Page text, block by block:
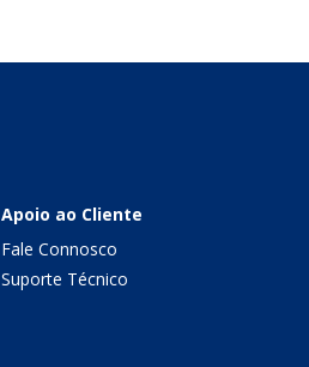
Apoio ao Cliente
Fale Connosco
Suporte Técnico